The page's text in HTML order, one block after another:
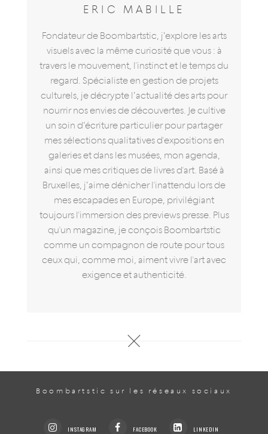
ERIC MABILLE
Fondateur de Boombartstic, j’explore les arts
visuels avec la même curiosité que vous : à
travers le mouvement, l'instinct et le temps du
regard. Spécialiste en gestion de projets
culturels, je décrypte l’actualité des arts pour
nourrir nos envies de découvertes. Je cultive
un soin d’écriture particulier pour partager
mes sélections qualitatives d'expositions en
galeries et dans les musées, mon agenda,
ainsi que mes critiques de livres d'art. Basé à
Bruxelles, j’aime dénicher l'inattendu lors de
mes escapades en Europe, privilégiant
toujours l'immersion des previews presse. Plus
qu'un magazine, je conçois Boombartstic
comme un compagnon de route pour tous
ceux qui, comme moi, aiment vivre l'art avec
exigence et authenticité.
Boombartstic sur les réseaux sociaux
INSTAGRAM FACEBOOK LINKEDIN